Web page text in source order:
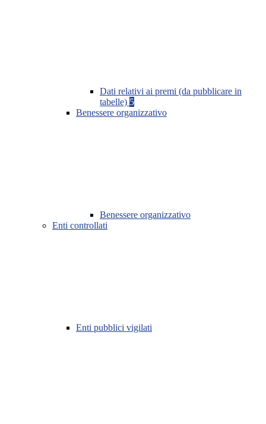
Dati relativi ai premi (da pubblicare in
tabelle) 5
Benessere organizzativo
Benessere organizzativo
Enti controllati
Enti pubblici vigilati